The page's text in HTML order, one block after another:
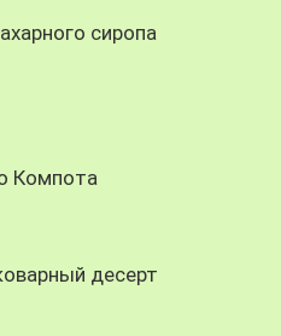
сиропа
Компота
десерт